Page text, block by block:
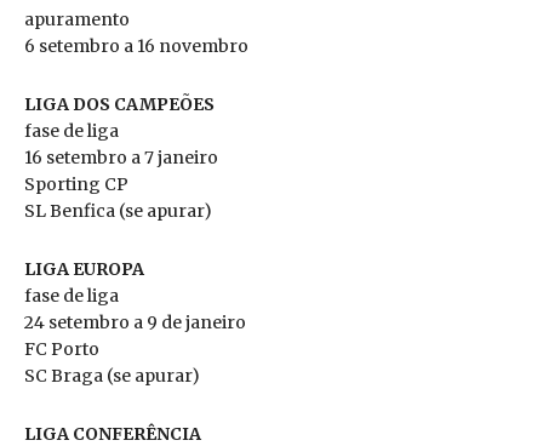
apuramento
6 setembro a 16 novembro
LIGA DOS CAMPEÕES
fase de liga
16 setembro a 7 janeiro
Sporting CP
SL Benfica (se apurar)
LIGA EUROPA
fase de liga
24 setembro a 9 de janeiro
FC Porto
SC Braga (se apurar)
LIGA CONFERÊNCIA